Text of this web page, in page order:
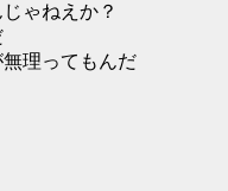
ゃねえか？
理ってもんだ